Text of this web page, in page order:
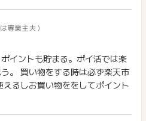
購入の場合、お届け回数に関わ
獲得対象となります。
商品購入をされる場合は、購入
楽天市場のリンクから楽天市場
(引き続き購入されてもポイント
利用した場合、割引後の金額を
。
専業主夫 )
イントも貯まる。ポイ活では楽
。 買い物をする時は必ず楽天市
るしお買い物ををしてポイント